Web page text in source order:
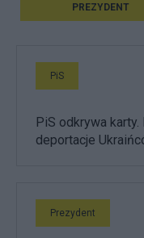
PREZYDENT
PiS
PiS odkrywa karty.
deportacje
Prezydent